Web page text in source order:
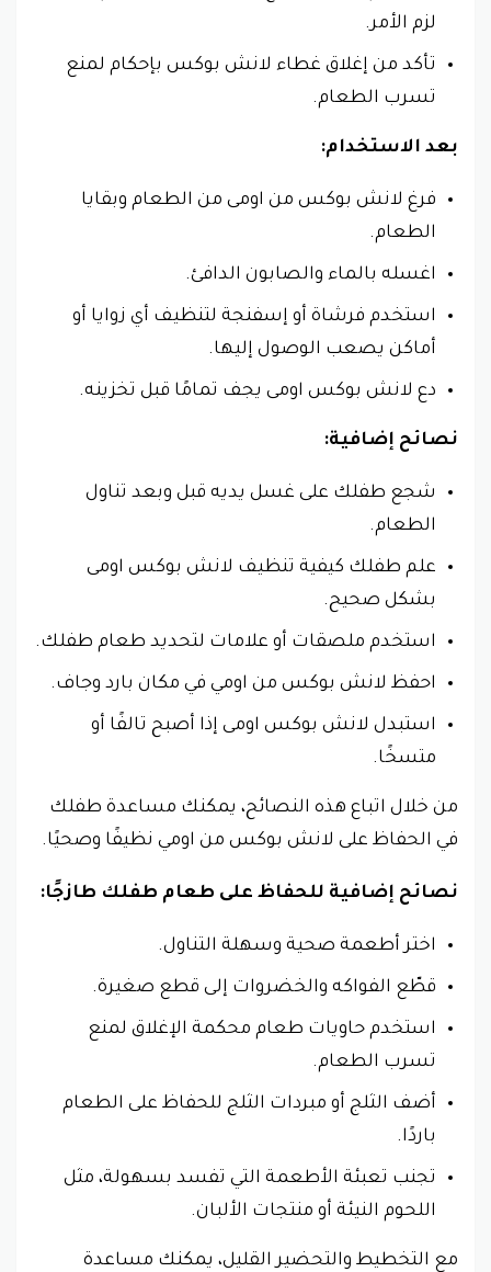
لزم الأمر.
تأكد من إغلاق غطاء لانش بوكس بإحكام لمنع
تسرب الطعام.
بعد الاستخدام:
فرغ لانش بوكس من اومى من الطعام وبقايا
الطعام.
اغسله بالماء والصابون الدافئ.
استخدم فرشاة أو إسفنجة لتنظيف أي زوايا أو
أماكن يصعب الوصول إليها.
دع لانش بوكس اومى يجف تمامًا قبل تخزينه.
نصائح إضافية:
شجع طفلك على غسل يديه قبل وبعد تناول
الطعام.
علم طفلك كيفية تنظيف لانش بوكس اومى
بشكل صحيح.
استخدم ملصقات أو علامات لتحديد طعام طفلك.
احفظ لانش بوكس من اومي في مكان بارد وجاف.
استبدل لانش بوكس اومى إذا أصبح تالفًا أو
متسخًا.
من خلال اتباع هذه النصائح، يمكنك مساعدة طفلك
في الحفاظ على لانش بوكس من اومي نظيفًا وصحيًا.
نصائح إضافية للحفاظ على طعام طفلك طازجًا:
اختر أطعمة صحية وسهلة التناول.
قطّع الفواكه والخضروات إلى قطع صغيرة.
استخدم حاويات طعام محكمة الإغلاق لمنع
تسرب الطعام.
أضف الثلج أو مبردات الثلج للحفاظ على الطعام
باردًا.
تجنب تعبئة الأطعمة التي تفسد بسهولة، مثل
اللحوم النيئة أو منتجات الألبان.
مع التخطيط والتحضير القليل، يمكنك مساعدة